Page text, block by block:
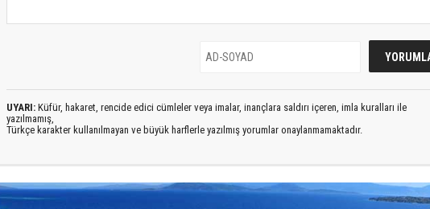
UYARI: Küfür, hakaret, rencide edici cümleler veya imalar, inançlara saldırı içeren, imla kuralları ile
yazılmamış,
Türkçe karakter kullanılmayan ve büyük harflerle yazılmış yorumlar onaylanmamaktadır.